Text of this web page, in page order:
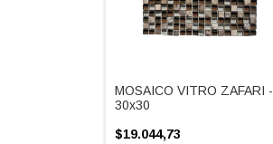
MOSAICO VITRO ZAFARI -
30x30
$19.044,73